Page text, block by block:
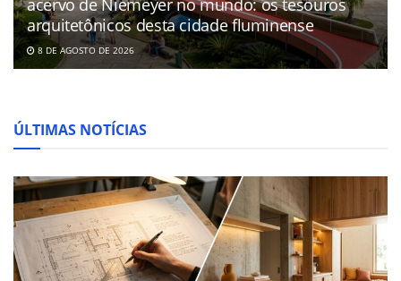
acervo de Niemeyer no mundo: os tesouros
arquitetônicos desta cidade fluminense
8 DE AGOSTO DE 2026
ÚLTIMAS NOTÍCIAS